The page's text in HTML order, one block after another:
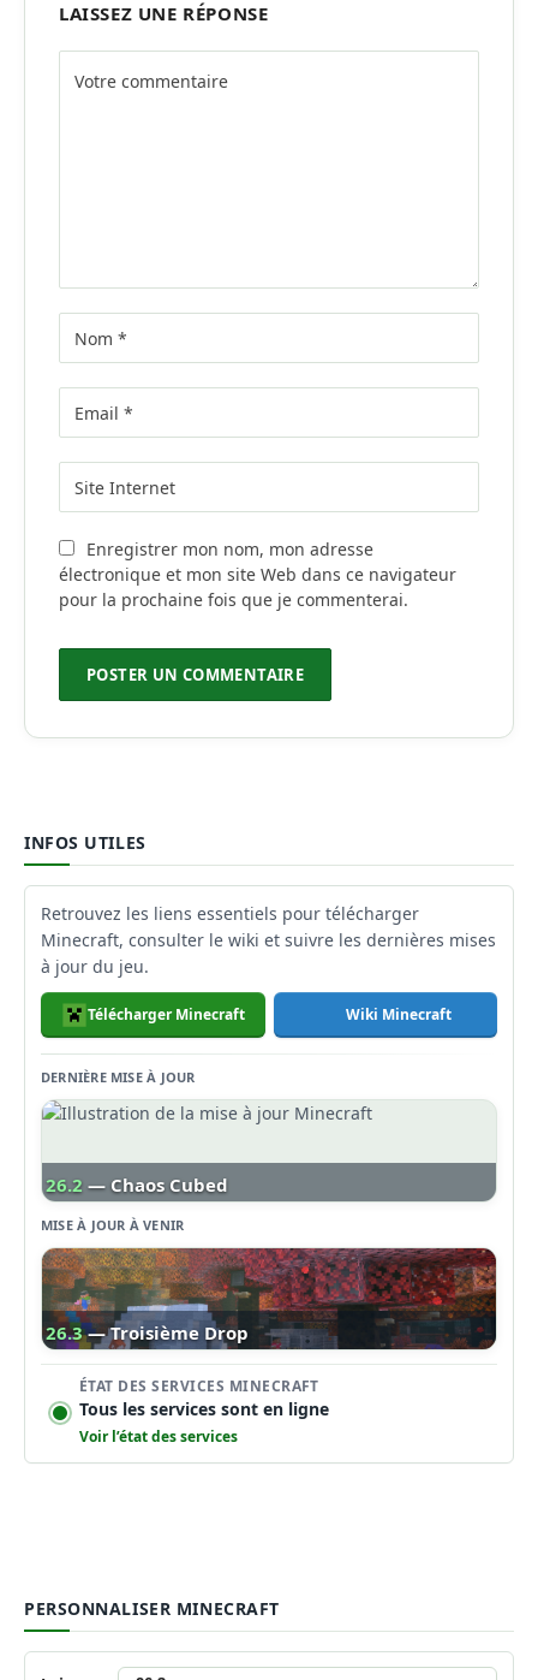
LAISSEZ UNE RÉPONSE
Enregistrer mon nom, mon adresse
électronique et mon site Web dans ce navigateur
pour la prochaine fois que je commenterai.
INFOS UTILES
Retrouvez les liens essentiels pour télécharger
Minecraft, consulter le wiki et suivre les dernières mises
à jour du jeu.
Télécharger Minecraft Wiki Minecraft
DERNIÈRE MISE À JOUR
26.2 — Chaos Cubed
MISE À JOUR À VENIR
26.3 — Troisième Drop
ÉTAT DES SERVICES MINECRAFT
Tous les services sont en ligne
Voir l’état des services
PERSONNALISER MINECRAFT